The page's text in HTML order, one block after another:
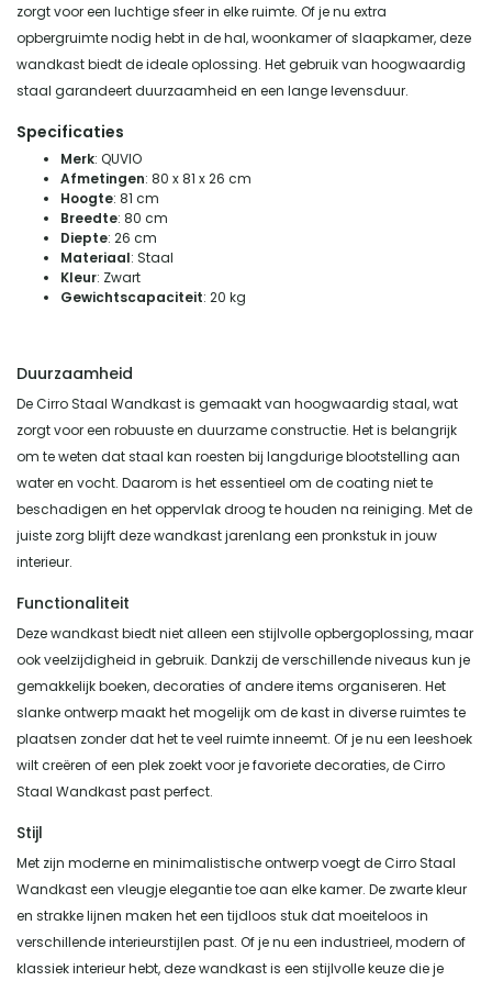
zorgt voor een luchtige sfeer in elke ruimte. Of je nu extra
opbergruimte nodig hebt in de hal, woonkamer of slaapkamer, deze
wandkast biedt de ideale oplossing. Het gebruik van hoogwaardig
staal garandeert duurzaamheid en een lange levensduur.
Specificaties
Merk: QUVIO
Afmetingen: 80 x 81 x 26 cm
Hoogte: 81 cm
Breedte: 80 cm
Diepte: 26 cm
Materiaal: Staal
Kleur: Zwart
Gewichtscapaciteit: 20 kg
Duurzaamheid
De Cirro Staal Wandkast is gemaakt van hoogwaardig staal, wat
zorgt voor een robuuste en duurzame constructie. Het is belangrijk
om te weten dat staal kan roesten bij langdurige blootstelling aan
water en vocht. Daarom is het essentieel om de coating niet te
beschadigen en het oppervlak droog te houden na reiniging. Met de
juiste zorg blijft deze wandkast jarenlang een pronkstuk in jouw
interieur.
Functionaliteit
Deze wandkast biedt niet alleen een stijlvolle opbergoplossing, maar
ook veelzijdigheid in gebruik. Dankzij de verschillende niveaus kun je
gemakkelijk boeken, decoraties of andere items organiseren. Het
slanke ontwerp maakt het mogelijk om de kast in diverse ruimtes te
plaatsen zonder dat het te veel ruimte inneemt. Of je nu een leeshoek
wilt creëren of een plek zoekt voor je favoriete decoraties, de Cirro
Staal Wandkast past perfect.
Stijl
Met zijn moderne en minimalistische ontwerp voegt de Cirro Staal
Wandkast een vleugje elegantie toe aan elke kamer. De zwarte kleur
en strakke lijnen maken het een tijdloos stuk dat moeiteloos in
verschillende interieurstijlen past. Of je nu een industrieel, modern of
klassiek interieur hebt, deze wandkast is een stijlvolle keuze die je